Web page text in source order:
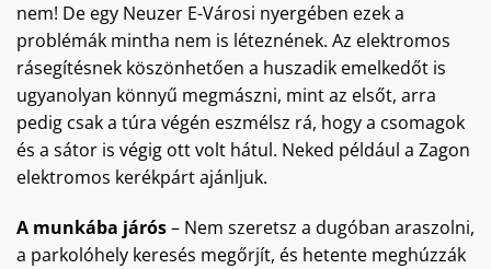
nem! De egy Neuzer E-Városi nyergében ezek a
problémák mintha nem is léteznének. Az elektromos
rásegítésnek köszönhetően a huszadik emelkedőt is
ugyanolyan könnyű megmászni, mint az elsőt, arra
pedig csak a túra végén eszmélsz rá, hogy a csomagok
és a sátor is végig ott volt hátul. Neked például a Zagon
elektromos kerékpárt ajánljuk.
A munkába járós– Nem szeretsz a dugóban araszolni,
a parkolóhely keresés megőrjít, és hetente meghúzzák